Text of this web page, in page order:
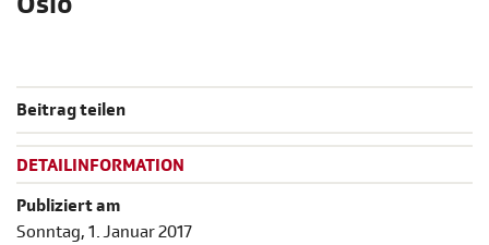
Beitrag teilen
DETAILINFORMATION
Publiziert am
Sonntag, 1. Januar 2017